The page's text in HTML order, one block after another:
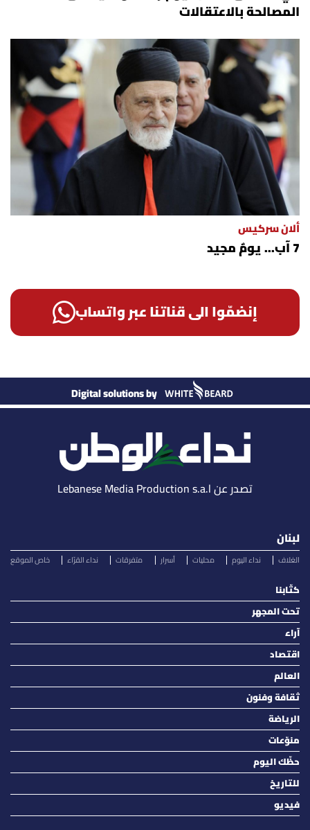
المصالحة بالاعتقالات
ألان سركيس
7 آب... يومٌ مجيد
إنضمّوا الى قناتنا عبر واتساب
Digital solutions by
تصدر عن Lebanese Media Production s.a.l
لبنان
الغلاف نداء اليوم محليات أسرار متفرقات نداء القرّاء خاص الموقع
كتّابنا
تحت المجهر
آراء
اقتصاد
العالم
ثقافة وفنون
الرياضة
منوّعات
حظّك اليوم
للتاريخ
فيديو